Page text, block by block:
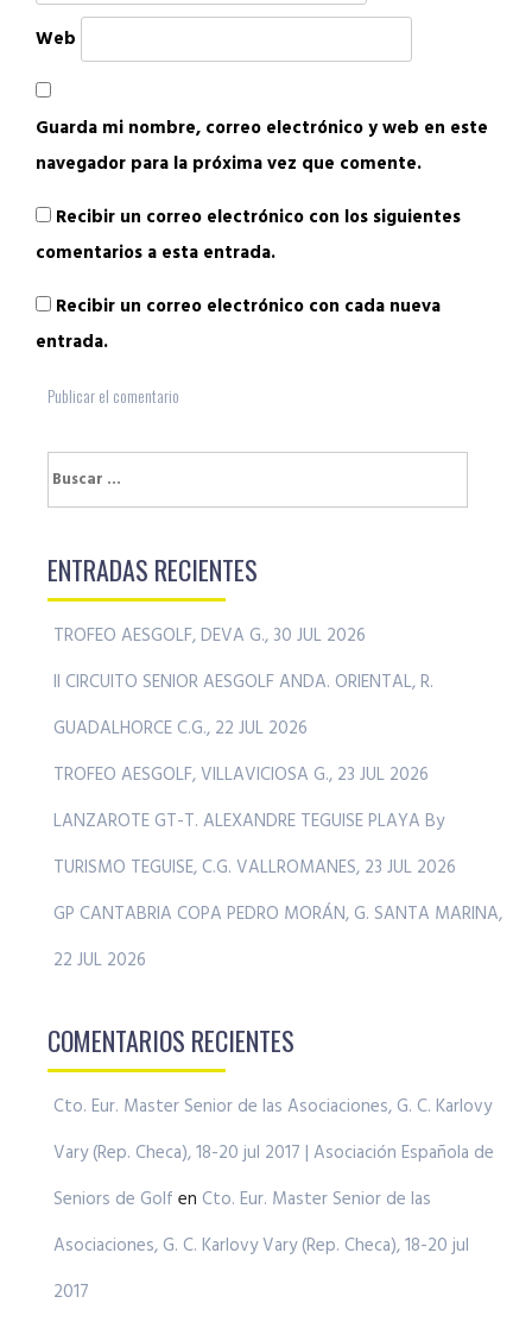
Web
Guarda mi nombre, correo electrónico y web en este
navegador para la próxima vez que comente.
Recibir un correo electrónico con los siguientes
comentarios a esta entrada.
Recibir un correo electrónico con cada nueva
entrada.
Buscar:
ENTRADAS RECIENTES
TROFEO AESGOLF, DEVA G., 30 JUL 2026
II CIRCUITO SENIOR AESGOLF ANDA. ORIENTAL, R.
GUADALHORCE C.G., 22 JUL 2026
TROFEO AESGOLF, VILLAVICIOSA G., 23 JUL 2026
LANZAROTE GT-T. ALEXANDRE TEGUISE PLAYA By
TURISMO TEGUISE, C.G. VALLROMANES, 23 JUL 2026
GP CANTABRIA COPA PEDRO MORÁN, G. SANTA MARINA,
22 JUL 2026
COMENTARIOS RECIENTES
Cto. Eur. Master Senior de las Asociaciones, G. C. Karlovy
Vary (Rep. Checa), 18-20 jul 2017 | Asociación Española de
Seniors de Golf en Cto. Eur. Master Senior de las
Asociaciones, G. C. Karlovy Vary (Rep. Checa), 18-20 jul
2017